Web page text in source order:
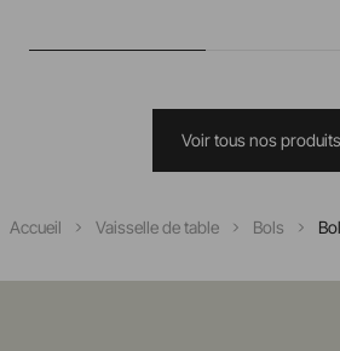
Voir tous nos produits
Accueil Vaisselle de table Bols